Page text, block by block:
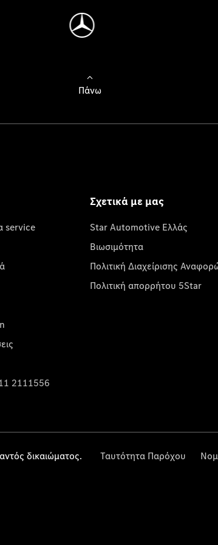
Πάνω
service
2111556
Σχετικά με μας
Star Automotive Ελλάς
Βιωσιμότητα
Πολιτική Διαχείρισης
Πολιτική απορρήτου 5Star
δικαιώματος. Ταυτότητα Παρόχου